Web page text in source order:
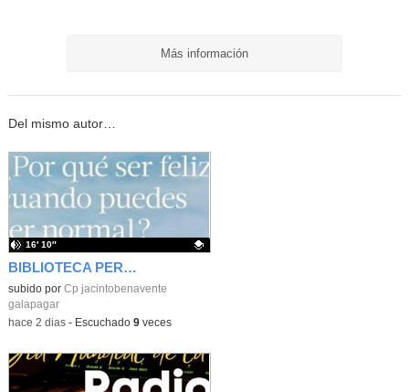
Más información
Del mismo autor…
BIBLIOTECA PERSONAL 9: ¿Por qué ser feliz cuando puedes ser normal?
Contenido educativo.
subido por Cp jacintobenavente
galapagar
16′ 10″
-hace 2 dias- Escuchado 9veces